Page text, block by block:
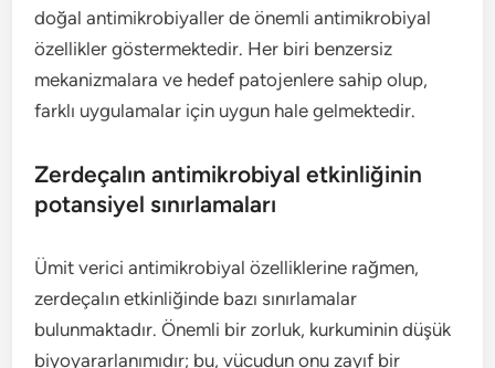
doğal antimikrobiyaller de önemli antimikrobiyal
özellikler göstermektedir. Her biri benzersiz
mekanizmalara ve hedef patojenlere sahip olup,
farklı uygulamalar için uygun hale gelmektedir.
Zerdeçalın antimikrobiyal etkinliğinin
potansiyel sınırlamaları
Ümit verici antimikrobiyal özelliklerine rağmen,
zerdeçalın etkinliğinde bazı sınırlamalar
bulunmaktadır. Önemli bir zorluk, kurkuminin düşük
biyoyararlanımıdır; bu, vücudun onu zayıf bir